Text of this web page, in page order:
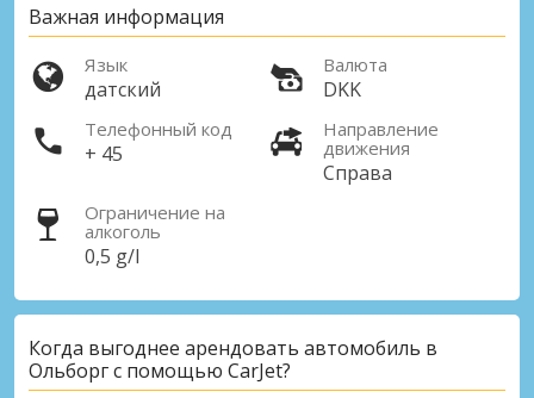
Важная информация
Язык
датский
Валюта
DKK
Телефонный код
+ 45
Направление
движения
Справа
Ограничение на
алкоголь
0,5 g/l
Когда выгоднее арендовать автомобиль в
Ольборг с помощью CarJet?
Получите доступ к эксклюзивным